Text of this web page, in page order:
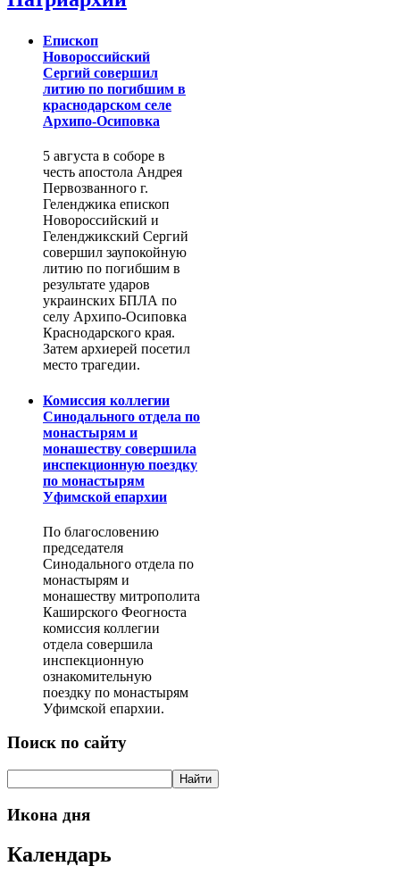
Епископ
Новороссийский
Сергий совершил
литию по погибшим в
краснодарском селе
Архипо-Осиповка
5 августа в соборе в
честь апостола Андрея
Первозванного г.
Геленджика епископ
Новороссийский и
Геленджикский Сергий
совершил заупокойную
литию по погибшим в
результате ударов
украинских БПЛА по
селу Архипо-Осиповка
Краснодарского края.
Затем архиерей посетил
место трагедии.
Комиссия коллегии
Синодального отдела по
монастырям и
монашеству совершила
инспекционную поездку
по монастырям
Уфимской епархии
По благословению
председателя
Синодального отдела по
монастырям и
монашеству митрополита
Каширского Феогноста
комиссия коллегии
отдела совершила
инспекционную
ознакомительную
поездку по монастырям
Уфимской епархии.
Поиск по сайту
Икона дня
Календарь